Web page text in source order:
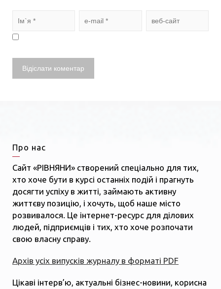
Про нас
Сайт «РІВНЯНИ» створений спеціально для тих,
хто хоче бути в курсі останніх подій і прагнуть
досягти успіху в житті, займають активну
життєву позицію, і хочуть, щоб наше місто
розвивалося. Це інтернет-ресурс для ділових
людей, підприємців і тих, хто хоче розпочати
свою власну справу.
Архів усіх випусків журналу в форматі PDF
Цікаві інтерв’ю, актуальні бізнес-новини, корисна